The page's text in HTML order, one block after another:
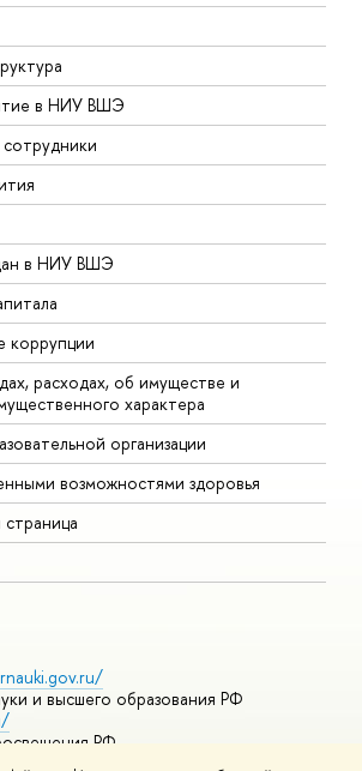
в НИУ ВШЭ
в НИУ ВШЭ
коррупции
расходах, об имуществе и
характера
организации
возможностями здоровья
и высшего образования РФ
РФ
mooc